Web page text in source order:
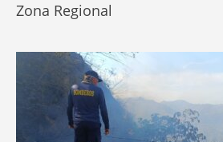
Zona Regional